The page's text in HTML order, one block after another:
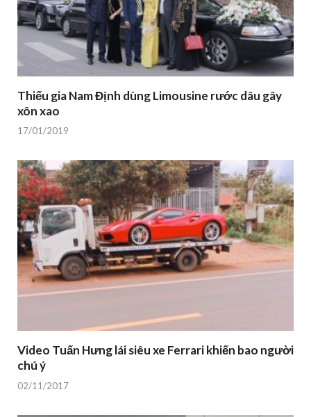
Thiếu gia Nam Định dùng Limousine rước dâu gây
xôn xao
17/01/2019
Video Tuấn Hưng lái siêu xe Ferrari khiến bao người
chú ý
02/11/2017